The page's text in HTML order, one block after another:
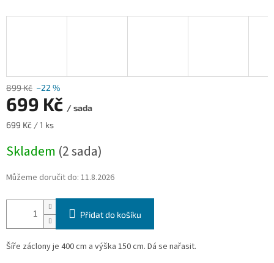
899 Kč –22 %
699 Kč / sada
Měrná
699 Kč / 1 ks
Skladem (2 sada)
Můžeme doručit do: 11.8.2026
Přidat do košíku
Šíře záclony je 400 cm a výška 150 cm. Dá se nařasit.